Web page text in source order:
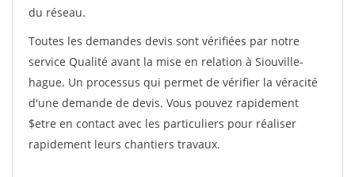
du réseau.
Toutes les demandes devis sont vérifiées par notre
service Qualité avant la mise en relation à Siouville-
hague. Un processus qui permet de vérifier la véracité
d'une demande de devis. Vous pouvez rapidement
$etre en contact avec les particuliers pour réaliser
rapidement leurs chantiers travaux.